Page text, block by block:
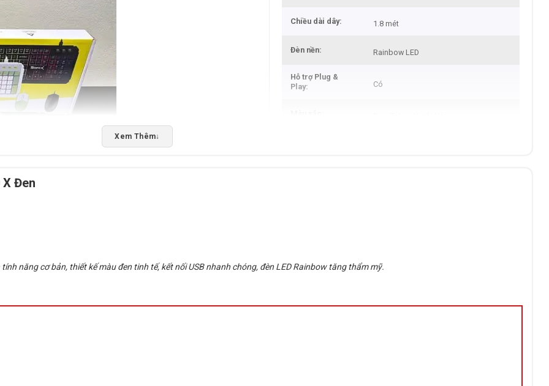
Chiều dài dây 1.8 mét
Đèn nền Rainbow LED
Hỗ trợ Plug &
Play
Có
Xem Thêm↓
Đen
năng cơ bản, thiết kế màu đen tinh tế, kết nối USB nhanh chóng, đèn LED Rainbow tăng thẩm mỹ.